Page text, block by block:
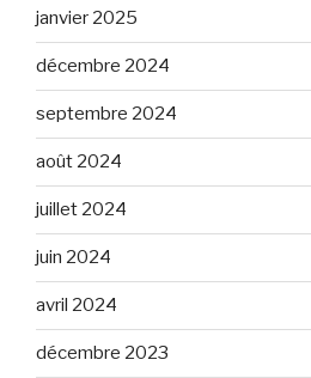
janvier 2025
décembre 2024
septembre 2024
août 2024
juillet 2024
juin 2024
avril 2024
décembre 2023